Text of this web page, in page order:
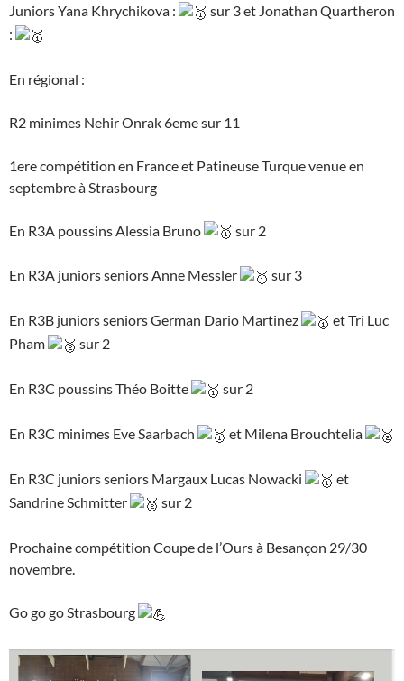
Juniors Yana Khrychikova :
sur 3 et Jonathan Quartheron
:
En régional :
R2 minimes Nehir Onrak 6eme sur 11
1ere compétition en France et Patineuse Turque venue en
septembre à Strasbourg
En R3A poussins Alessia Bruno sur 2
En R3A juniors seniors Anne Messler sur 3
En R3B juniors seniors German Dario Martinez
et Tri Luc
Pham
sur 2
En R3C poussins Théo Boitte sur 2
En R3C minimes Eve Saarbach et Milena Brouchtelia
En R3C juniors seniors Margaux Lucas Nowacki
et
Sandrine Schmitter
sur 2
Prochaine compétition Coupe de l’Ours à Besançon 29/30
novembre.
Go go go Strasbourg